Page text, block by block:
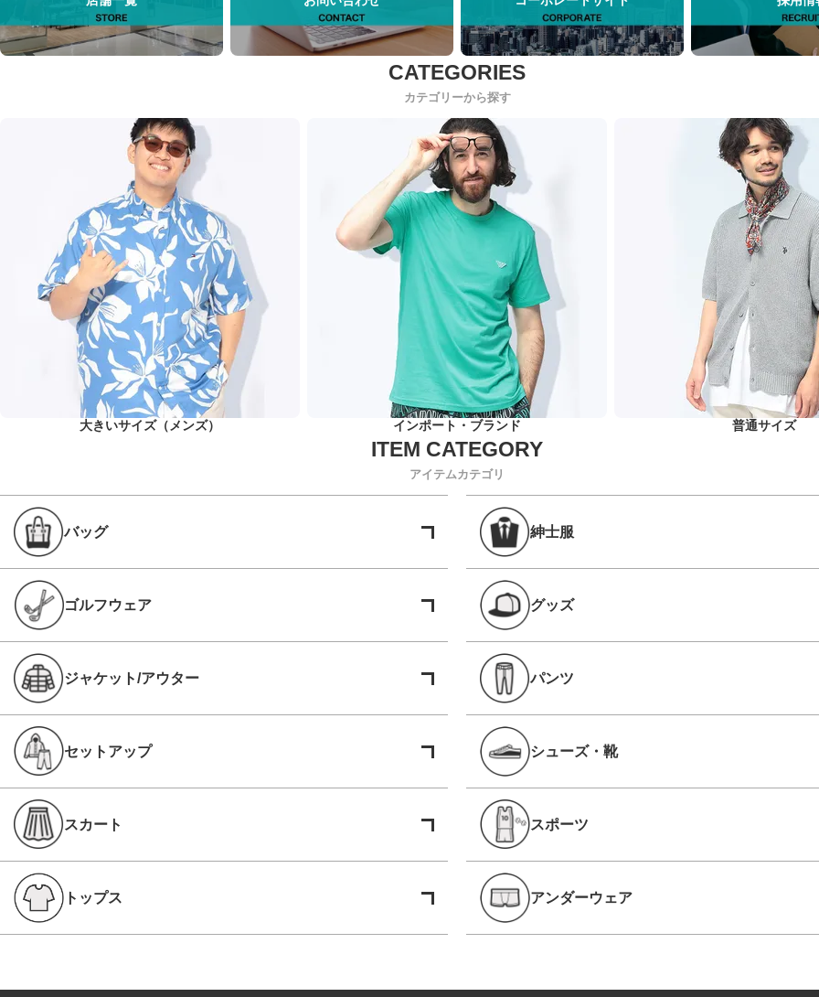
カテゴリーから探す
大きいサイズ（メンズ） インポート・ブランド 普通サイズ
アイテムカテゴリ
バッグ 紳士服
ゴルフウェア グッズ
ジャケット/アウター パンツ
セットアップ シューズ・靴
スカート スポーツ
トップス アンダーウェア